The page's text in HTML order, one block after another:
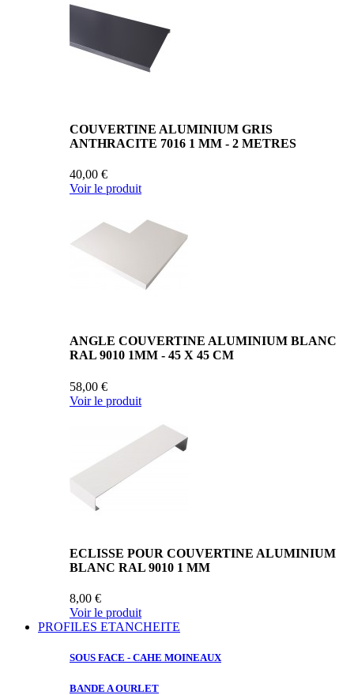
COUVERTINE ALUMINIUM GRIS
ANTHRACITE 7016 1 MM - 2 METRES
40,00 €
Voir le produit
ANGLE COUVERTINE ALUMINIUM BLANC
RAL 9010 1MM - 45 X 45 CM
58,00 €
Voir le produit
ECLISSE POUR COUVERTINE ALUMINIUM
BLANC RAL 9010 1 MM
8,00 €
Voir le produit
PROFILES ETANCHEITE
SOUS FACE - CAHE MOINEAUX
BANDE AOURLET